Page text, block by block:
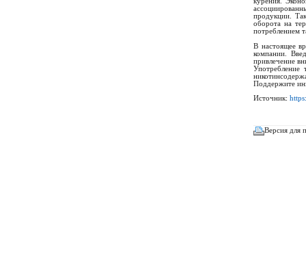
продукции.
оборота на
потреблением
В настоящее
компании.
привлечение
Употребление
Поддержите
Источник:
Версия для